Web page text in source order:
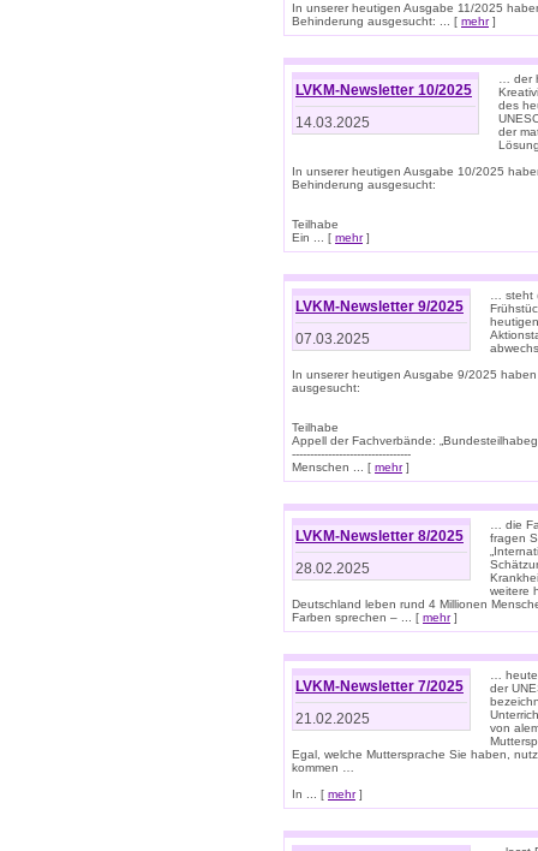
In unserer heutigen Ausgabe 11/2025
Behinderung ausgesucht: ... [ mehr]
LVKM-Newsletter 10/2025
14.03.2025
… der
des
der
In unserer heutigen Ausgabe 10/2025
Behinderung ausgesucht:
Teilhabe
Ein ... [ mehr]
LVKM-Newsletter 9/2025
07.03.2025
… steht
In unserer heutigen Ausgabe 9/2025
ausgesucht:
Teilhabe
Appell der Fachverbände:
---------------------------------
Menschen ... [ mehr]
LVKM-Newsletter 8/2025
28.02.2025
… die
fragen
weitere
Deutschland leben rund 4 Millionen
Farben sprechen – ... [ mehr]
LVKM-Newsletter 7/2025
21.02.2025
…
der
von
Egal, welche Muttersprache Sie haben,
kommen …
In ... [ mehr]